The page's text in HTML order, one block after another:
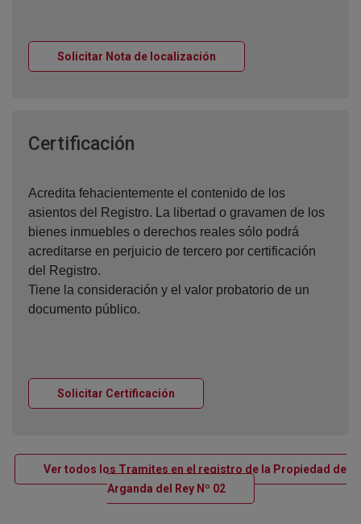
Solicitar Nota de localización
Certificación
Acredita fehacientemente el contenido de los
asientos del Registro. La libertad o gravamen de los
bienes inmuebles o derechos reales sólo podrá
acreditarse en perjuicio de tercero por certificación
del Registro.
Tiene la consideración y el valor probatorio de un
documento público.
Solicitar Certificación
Ver todos los Tramites en el registro de la Propiedad de
Arganda del Rey Nº 02Ventana nueva